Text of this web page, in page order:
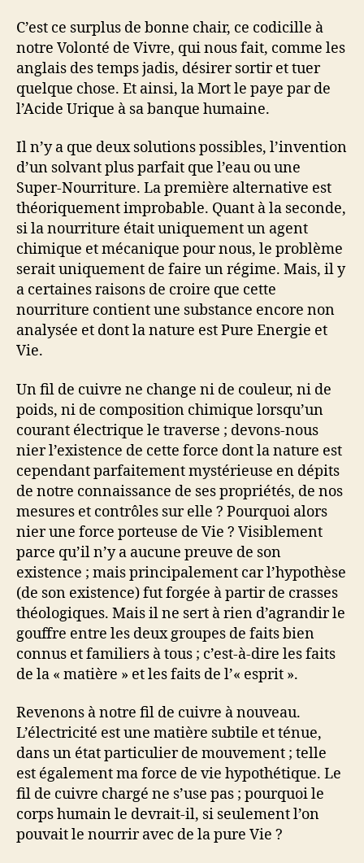
C’est ce surplus de bonne chair, ce codicille à
notre Volonté de Vivre, qui nous fait, comme les
anglais des temps jadis, désirer sortir et tuer
quelque chose. Et ainsi, la Mort le paye par de
l’Acide Urique à sa banque humaine.
Il n’y a que deux solutions possibles, l’invention
d’un solvant plus parfait que l’eau ou une
Super-Nourriture. La première alternative est
théoriquement improbable. Quant à la seconde,
si la nourriture était uniquement un agent
chimique et mécanique pour nous, le problème
serait uniquement de faire un régime. Mais, il y
a certaines raisons de croire que cette
nourriture contient une substance encore non
analysée et dont la nature est Pure Energie et
Vie.
Un fil de cuivre ne change ni de couleur, ni de
poids, ni de composition chimique lorsqu’un
courant électrique le traverse ; devons-nous
nier l’existence de cette force dont la nature est
cependant parfaitement mystérieuse en dépits
de notre connaissance de ses propriétés, de nos
mesures et contrôles sur elle ? Pourquoi alors
nier une force porteuse de Vie ? Visiblement
parce qu’il n’y a aucune preuve de son
existence ; mais principalement car l’hypothèse
(de son existence) fut forgée à partir de crasses
théologiques. Mais il ne sert à rien d’agrandir le
gouffre entre les deux groupes de faits bien
connus et familiers à tous ; c’est-à-dire les faits
de la « matière » et les faits de l’« esprit ».
Revenons à notre fil de cuivre à nouveau.
L’électricité est une matière subtile et ténue,
dans un état particulier de mouvement ; telle
est également ma force de vie hypothétique. Le
fil de cuivre chargé ne s’use pas ; pourquoi le
corps humain le devrait-il, si seulement l’on
pouvait le nourrir avec de la pure Vie ?